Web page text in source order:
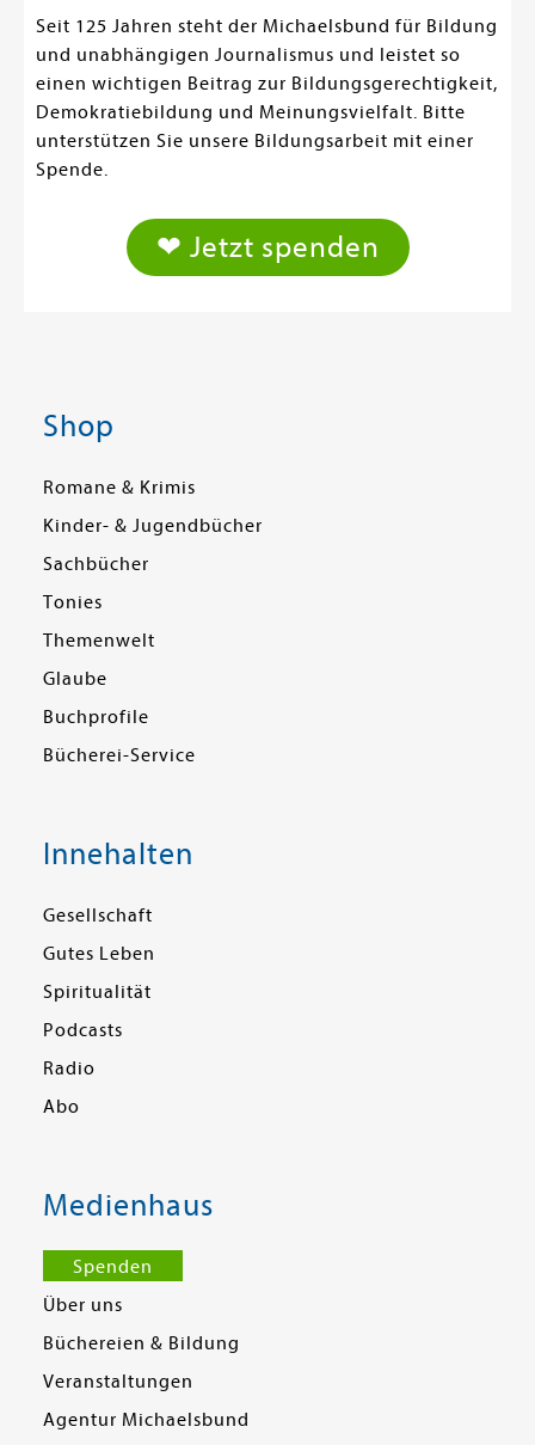
Seit 125 Jahren steht der Michaelsbund für Bildung
und unabhängigen Journalismus und leistet so
einen wichtigen Beitrag zur Bildungsgerechtigkeit,
Demokratiebildung und Meinungsvielfalt. Bitte
unterstützen Sie unsere Bildungsarbeit mit einer
Spende.
❤ Jetzt spenden
Shop
Romane & Krimis
Kinder- & Jugendbücher
Sachbücher
Tonies
Themenwelt
Glaube
Buchprofile
Bücherei-Service
Innehalten
Gesellschaft
Gutes Leben
Spiritualität
Podcasts
Radio
Abo
Medienhaus
Spenden
Über uns
Büchereien & Bildung
Veranstaltungen
Agentur Michaelsbund